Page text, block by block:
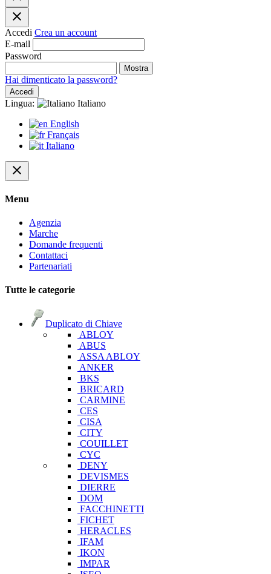
close
Accedi Crea un account
E-mail
Password
Mostra
Hai dimenticato la password?
Accedi
Lingua:
Italiano
English
Français
Italiano
close
Menu
Agenzia
Marche
Domande frequenti
Contattaci
Partenariati
Tutte le categorie
Duplicato di Chiave
ABLOY
ABUS
ASSA ABLOY
ANKER
BKS
BRICARD
CARMINE
CES
CISA
CITY
COUILLET
CYC
DENY
DEVISMES
DIERRE
DOM
FACCHINETTI
FICHET
HERACLES
IFAM
IKON
IMPAR